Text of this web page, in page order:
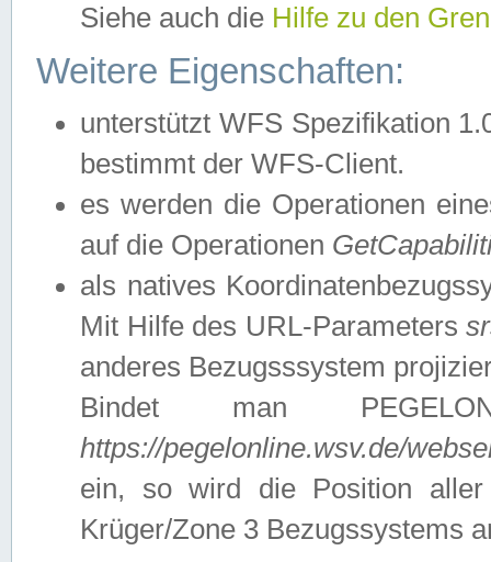
Siehe auch die Hilfe zu den
Weitere Eigenschaften:
unterstützt WFS Spezifikation
bestimmt der WFS-Client.
es werden die Operationen
auf die Operationen
als natives
Mit Hilfe des URL-Parameters
anderes Bezugsssystem
Bindet man
https://pegelonline.wsv.de/
ein, so wird die Position
Krüger/Zone 3 Bezugssystems